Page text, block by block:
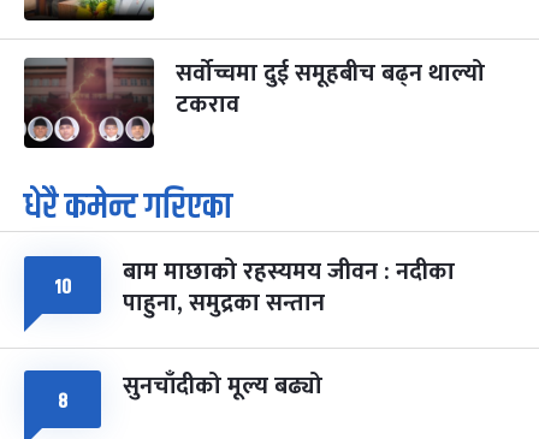
सर्वोच्चमा दुई समूहबीच बढ्न थाल्यो
टकराव
धेरै कमेन्ट गरिएका
१० बाम माछाको रहस्यमय जीवन : नदीका
पाहुना, समुद्रका सन्तान
८ सुनचाँदीको मूल्य बढ्यो